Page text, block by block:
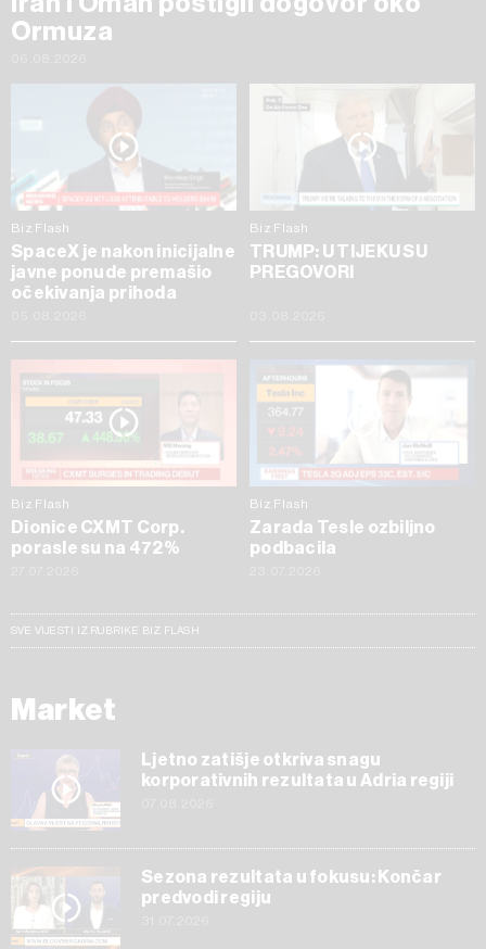
Ormuza
Biz Flash
SpaceX je nakon inicijalne
javne ponude premašio
očekivanja prihoda
Biz Flash
TRUMP: U TIJEKU SU
PREGOVORI
Biz Flash
Dionice CXMT Corp.
porasle su na 472%
Biz Flash
Zarada Tesle ozbiljno
podbacila
SVE VIJESTI IZ RUBRIKE BIZ FLASH
Market
Ljetno zatišje otkriva snagu
korporativnih rezultata u Adria regiji
Sezona rezultata u fokusu: Končar
predvodi regiju